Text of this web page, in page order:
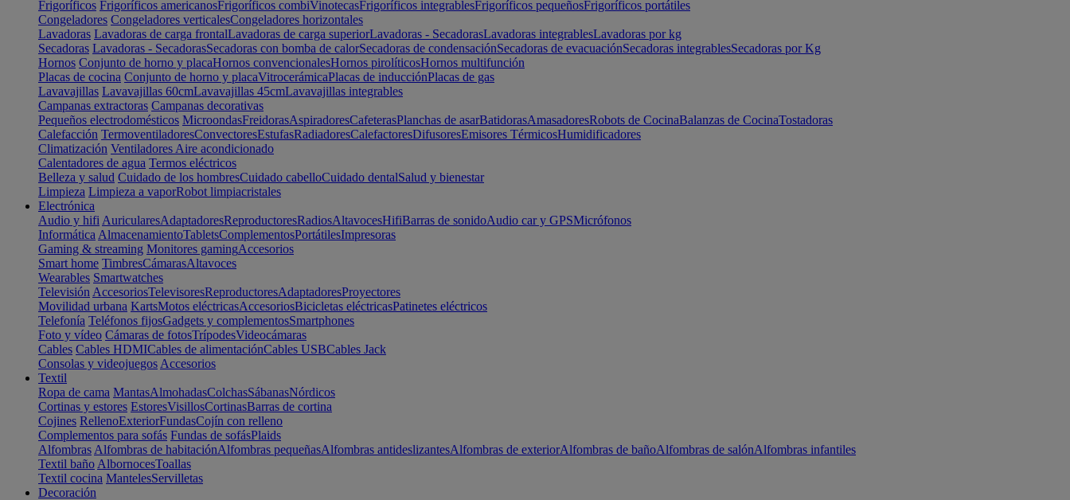
Frigoríficos Frigoríficos americanosFrigoríficos combiVinotecasFrigoríficos integrablesFrigoríficos pequeñosFrigoríficos portátiles
Congeladores Congeladores verticalesCongeladores horizontales
Lavadoras Lavadoras de carga frontalLavadoras de carga superiorLavadoras - SecadorasLavadoras integrablesLavadoras por kg
Secadoras Lavadoras - SecadorasSecadoras con bomba de calorSecadoras de condensaciónSecadoras de evacuaciónSecadoras integrablesSecadoras por Kg
Hornos Conjunto de horno y placaHornos convencionalesHornos pirolíticosHornos multifunción
Placas de cocina Conjunto de horno y placaVitrocerámicaPlacas de inducciónPlacas de gas
Lavavajillas Lavavajillas 60cmLavavajillas 45cmLavavajillas integrables
Campanas extractoras Campanas decorativas
Pequeños electrodomésticos MicroondasFreidorasAspiradoresCafeterasPlanchas de asarBatidorasAmasadoresRobots de CocinaBalanzas de CocinaTostadoras
Calefacción TermoventiladoresConvectoresEstufasRadiadoresCalefactoresDifusoresEmisores TérmicosHumidificadores
Climatización Ventiladores Aire acondicionado
Calentadores de agua Termos eléctricos
Belleza y salud Cuidado de los hombresCuidado cabelloCuidado dentalSalud y bienestar
Limpieza Limpieza a vaporRobot limpiacristales
Electrónica
Audio y hifi AuricularesAdaptadoresReproductoresRadiosAltavocesHifiBarras de sonidoAudio car y GPSMicrófonos
Informática AlmacenamientoTabletsComplementosPortátilesImpresoras
Gaming & streaming Monitores gamingAccesorios
Smart home TimbresCámarasAltavoces
Wearables Smartwatches
Televisión AccesoriosTelevisoresReproductoresAdaptadoresProyectores
Movilidad urbana KartsMotos eléctricasAccesoriosBicicletas eléctricasPatinetes eléctricos
Telefonía Teléfonos fijosGadgets y complementosSmartphones
Foto y vídeo Cámaras de fotosTrípodesVideocámaras
Cables Cables HDMICables de alimentaciónCables USBCables Jack
Consolas y videojuegos Accesorios
Textil
Ropa de cama MantasAlmohadasColchasSábanasNórdicos
Cortinas y estores EstoresVisillosCortinasBarras de cortina
Cojines RellenoExteriorFundasCojín con relleno
Complementos para sofás Fundas de sofásPlaids
Alfombras Alfombras de habitaciónAlfombras pequeñasAlfombras antideslizantesAlfombras de exteriorAlfombras de bañoAlfombras de salónAlfombras infantiles
Textil baño AlbornocesToallas
Textil cocina MantelesServilletas
Decoración